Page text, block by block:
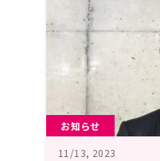
お知らせ
11/13, 2023